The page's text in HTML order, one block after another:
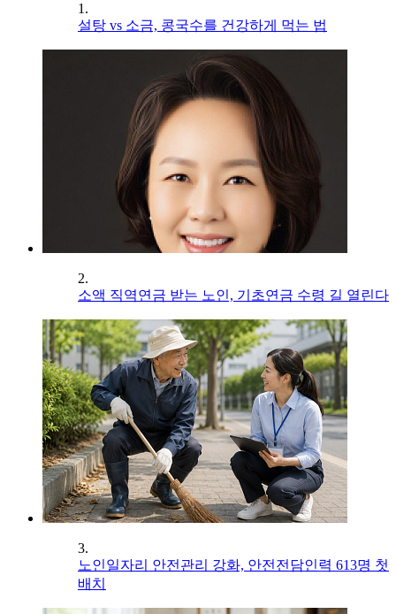
1.
설탕 vs 소금, 콩국수를 건강하게 먹는 법
2.
소액 직역연금 받는 노인, 기초연금 수령 길 열린다
3.
노인일자리 안전관리 강화, 안전전담인력 613명 첫
배치